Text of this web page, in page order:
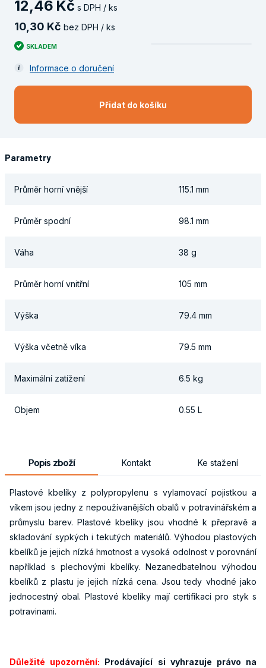
12,46 Kč s DPH / ks
10 30 Kč bez DPH / ks
SKLADEM
Informace o doručení
Přidat do košíku
Parametry
Průměr horní vnější 115.1 mm
Průměr spodní 98.1 mm
Váha 38 g
Průměr horní vnitřní 105 mm
Výška 79.4 mm
Výška včetně víka 79.5 mm
Maximální zatížení 6.5 kg
Objem 0.55 L
Popis zboží Kontakt Ke stažení
Plastové kbelíky z polypropylenu s vylamovací pojistkou a
víkem jsou jedny z nepoužívanějších obalů v potravinářském a
průmyslu barev. Plastové kbelíky jsou vhodné k přepravě a
skladování sypkých i tekutých materiálů. Výhodou plastových
kbelíků je jejich nízká hmotnost a vysoká odolnost v porovnání
například s plechovými kbelíky. Nezanedbatelnou výhodou
kbelíků z plastu je jejich nízká cena. Jsou tedy vhodné jako
jednocestný obal. Plastové kbelíky mají certifikaci pro styk s
potravinami.
Důležité upozornění: Prodávající si vyhrazuje právo na